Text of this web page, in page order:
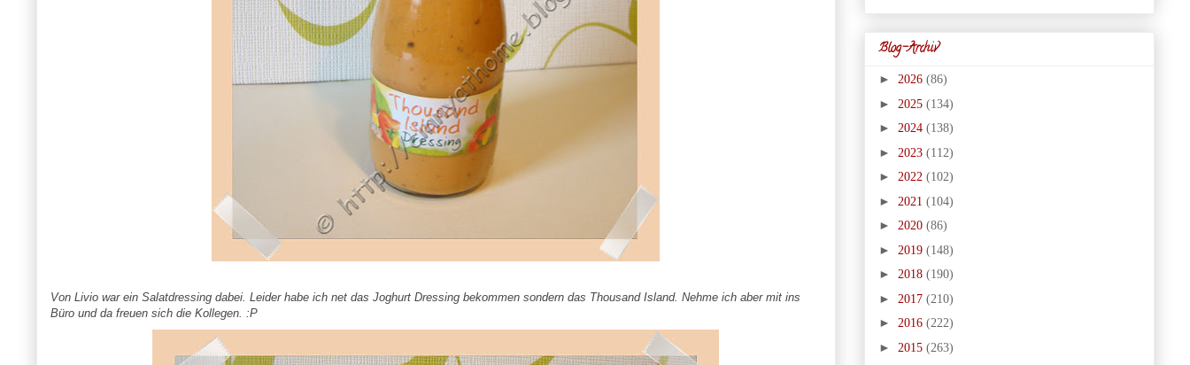
Von Livio war ein Salatdressing dabei. Leider habe ich net das Joghurt Dressing bekommen sondern das Thousand Island. Nehme ich aber mit ins
Büro und da freuen sich die Kollegen. :P
Blog-Archiv
► 2026 (86)
► 2025 (134)
► 2024 (138)
► 2023 (112)
► 2022 (102)
► 2021 (104)
► 2020 (86)
► 2019 (148)
► 2018 (190)
► 2017 (210)
► 2016 (222)
► 2015 (263)